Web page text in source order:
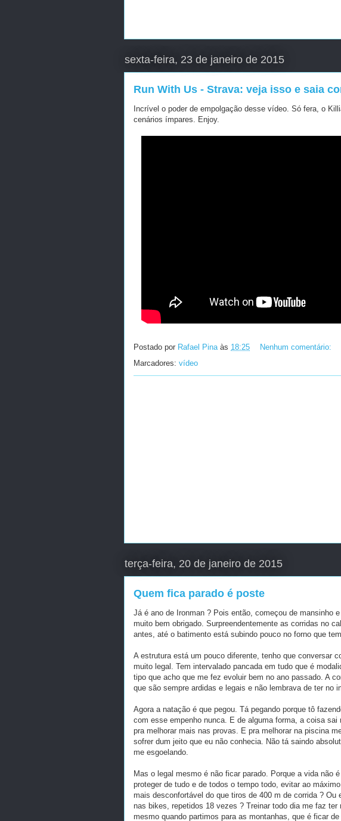
sexta-feira, 23 de janeiro de 2015
Run With Us - Strava: veja isso e saia
Incrível o poder de empolgação desse vídeo. Só fera, o
cenários ímpares. Enjoy.
Postado por Rafael Pina às 18:25
Nenhum comentário:
Marcadores: vídeo
terça-feira, 20 de janeiro de 2015
Quem fica parado é poste
Já é ano de Ironman ? Pois então, começou de mansinho
muito bem obrigado. Surpreendentemente as corridas no
antes, até o batimento está subindo pouco no forno que
A estrutura está um pouco diferente, tenho que conversar
muito legal. Tem intervalado pancada em tudo que é
tipo que acho que me fez evoluir bem no ano passado. A
que são sempre ardidas e legais e não lembrava de ter no
Agora a natação é que pegou. Tá pegando porque tô
com esse empenho nunca. E de alguma forma, a coisa
pra melhorar mais nas provas. E pra melhorar na piscina
sofrer dum jeito que eu não conhecia. Não tá saindo
me esgoelando.
Mas o legal mesmo é não ficar parado. Porque a vida não
proteger de tudo e de todos o tempo todo, evitar ao
mais desconfortável do que tiros de 400 m de corrida ? Ou
nas bikes, repetidos 18 vezes ? Treinar todo dia me faz
mesmo quando partimos para as montanhas, que é ficar